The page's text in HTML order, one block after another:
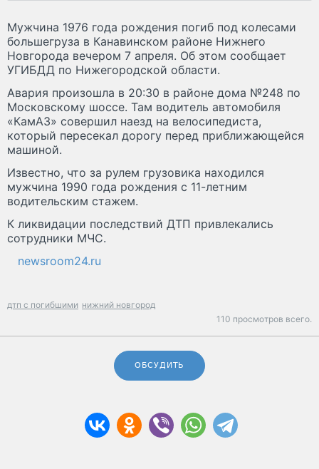
Мужчина 1976 года рождения погиб под колесами
большегруза в Канавинском районе Нижнего
Новгорода вечером 7 апреля. Об этом сообщает
УГИБДД по Нижегородской области.
Авария произошла в 20:30 в районе дома №248 по
Московскому шоссе. Там водитель автомобиля
«КамАЗ» совершил наезд на велосипедиста,
который пересекал дорогу перед приближающейся
машиной.
Известно, что за рулем грузовика находился
мужчина 1990 года рождения с 11-летним
водительским стажем.
К ликвидации последствий ДТП привлекались
сотрудники МЧС.
newsroom24.ru
дтп с погибшими нижний новгород
110 просмотров всего.
ОБСУДИТЬ